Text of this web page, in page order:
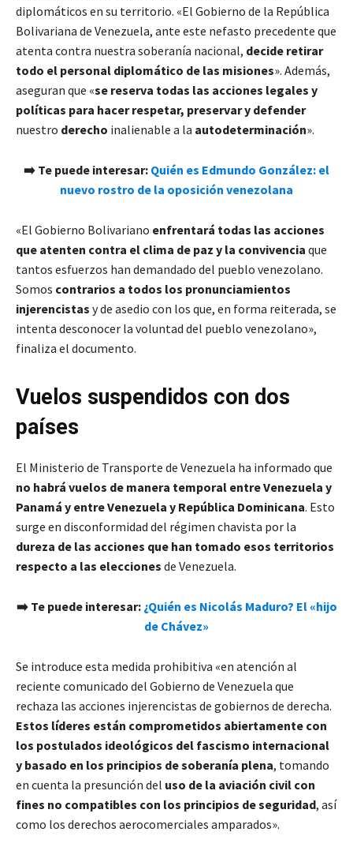
diplomáticos en su territorio. «El Gobierno de la República
Bolivariana de Venezuela, ante este nefasto precedente que
atenta contra nuestra soberanía nacional, decide retirar
todo el personal diplomático de las misiones». Además,
aseguran que «se reserva todas las acciones legales y
políticas para hacer respetar, preservar y defender
nuestro derecho inalienable a la autodeterminación».
➡️ Te puede interesar: Quién es Edmundo González: el
nuevo rostro de la oposición venezolana
«El Gobierno Bolivariano enfrentará todas las acciones
que atenten contra el clima de paz y la convivencia que
tantos esfuerzos han demandado del pueblo venezolano.
Somos contrarios a todos los pronunciamientos
injerencistas y de asedio con los que, en forma reiterada, se
intenta desconocer la voluntad del pueblo venezolano»,
finaliza el documento.
Vuelos suspendidos con dos
países
El Ministerio de Transporte de Venezuela ha informado que
no habrá vuelos de manera temporal entre Venezuela y
Panamá y entre Venezuela y República Dominicana. Esto
surge en disconformidad del régimen chavista por la
dureza de las acciones que han tomado esos territorios
respecto a las elecciones de Venezuela.
➡️ Te puede interesar: ¿Quién es Nicolás Maduro? El «hijo
de Chávez»
Se introduce esta medida prohibitiva «en atención al
reciente comunicado del Gobierno de Venezuela que
rechaza las acciones injerencistas de gobiernos de derecha.
Estos líderes están comprometidos abiertamente con
los postulados ideológicos del fascismo internacional
y basado en los principios de soberanía plena, tomando
en cuenta la presunción del uso de la aviación civil con
fines no compatibles con los principios de seguridad, así
como los derechos aerocomerciales amparados».